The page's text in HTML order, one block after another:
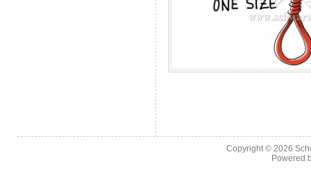
Copyright © 2026
Powered